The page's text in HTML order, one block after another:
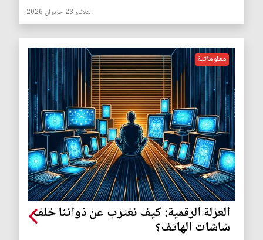
الثلاثاء 23 حزيران 2026
معلوماتية
العزلة الرقمية: كيف نغترب عن ذواتنا خلف
شاشات الهاتف؟